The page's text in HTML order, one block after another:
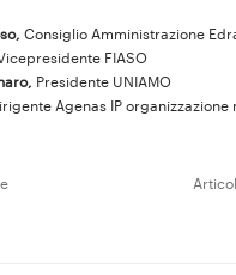
Consiglio Amministrazione
FIASO
Presidente UNIAMO
Agenas IP organizzazione